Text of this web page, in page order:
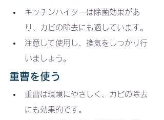
キッチンハイターは除菌効果があ
り、カビの除去にも適しています。
注意して使用し、換気をしっかり行
いましょう。
重曹を使う
重曹は環境にやさしく、カビの除去
にも効果的です。